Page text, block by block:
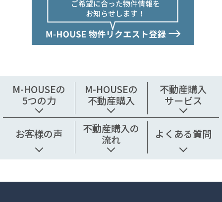
M-HOUSEの
5つの力
M-HOUSEの
不動産購入
不動産購入
サービス
お客様の声
不動産購入の
流れ
よくある質問